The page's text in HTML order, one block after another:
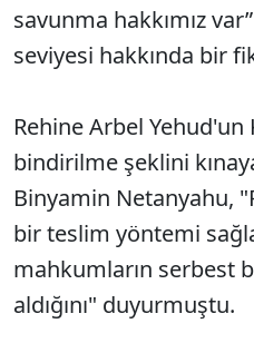
savunma hakkımız
seviyesi hakkında bir
Rehine Arbel Yehud'un
bindirilme şeklini
Binyamin Netanyahu,
bir teslim yöntemi
mahkumların serbest
aldığını" duyurmuştu.